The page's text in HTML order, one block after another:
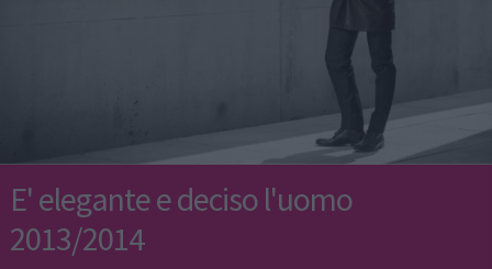
E' elegante e deciso l'uomo
2013/2014